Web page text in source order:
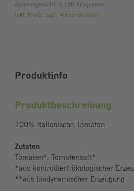
Abtropfgewicht: 0,198 Kilogramm
inkl. MwSt. zzgl. Versandkosten
Produktinfo
Produktbeschreibung
100% italienische Tomaten
Zutaten
Tomaten*, Tomatensaft*
*aus kontrolliert ökologischer
**aus biodynamischer Erzeugung